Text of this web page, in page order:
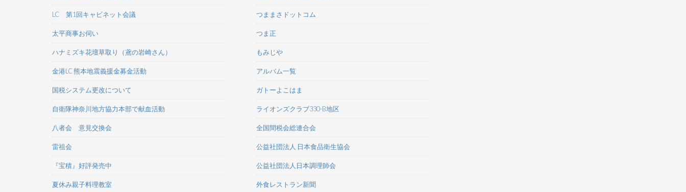
LC 第1回キャビネット会議
太平商事お伺い
ハナミズキ花壇草取り（鳶の岩崎さん）
金港LC 熊本地震義援金募金活動
国税システム更改について
自衛隊神奈川地方協力本部で献血活動
八者会 意見交換会
雷祖会
『宝積』好評発売中
夏休み親子料理教室
つままさドットコム
つま正
もみじや
アルバム一覧
ガトーよこはま
ライオンズクラブ330-B地区
全国間税会総連合会
公益社団法人 日本食品衛生協会
公益社団法人日本調理師会
外食レストラン新聞